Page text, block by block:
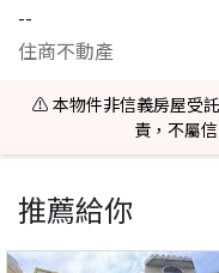
--
住商不動產
⚠️ 本物件非信義房屋受
責，不屬
推薦給你